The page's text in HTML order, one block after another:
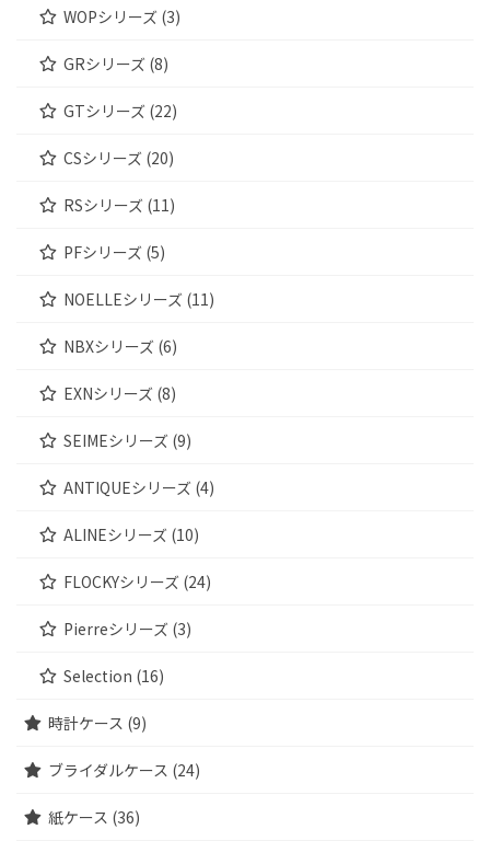
WOPシリーズ (3)
GRシリーズ (8)
GTシリーズ (22)
CSシリーズ (20)
RSシリーズ (11)
PFシリーズ (5)
NOELLEシリーズ (11)
NBXシリーズ (6)
EXNシリーズ (8)
SEIMEシリーズ (9)
ANTIQUEシリーズ (4)
ALINEシリーズ (10)
FLOCKYシリーズ (24)
Pierreシリーズ (3)
Selection (16)
時計ケース (9)
ブライダルケース (24)
紙ケース (36)